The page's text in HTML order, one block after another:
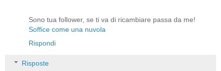
Sono tua follower, se ti va di ricambiare passa da me!
Soffice come una nuvola
Rispondi
Risposte